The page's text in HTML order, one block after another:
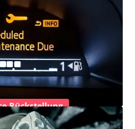
Rückstellung